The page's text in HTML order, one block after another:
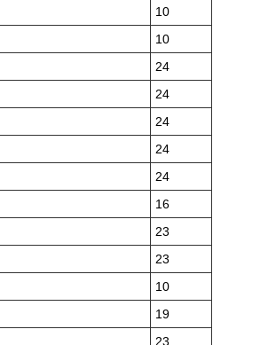
10
10
24
24
24
24
24
16
23
23
10
19
23